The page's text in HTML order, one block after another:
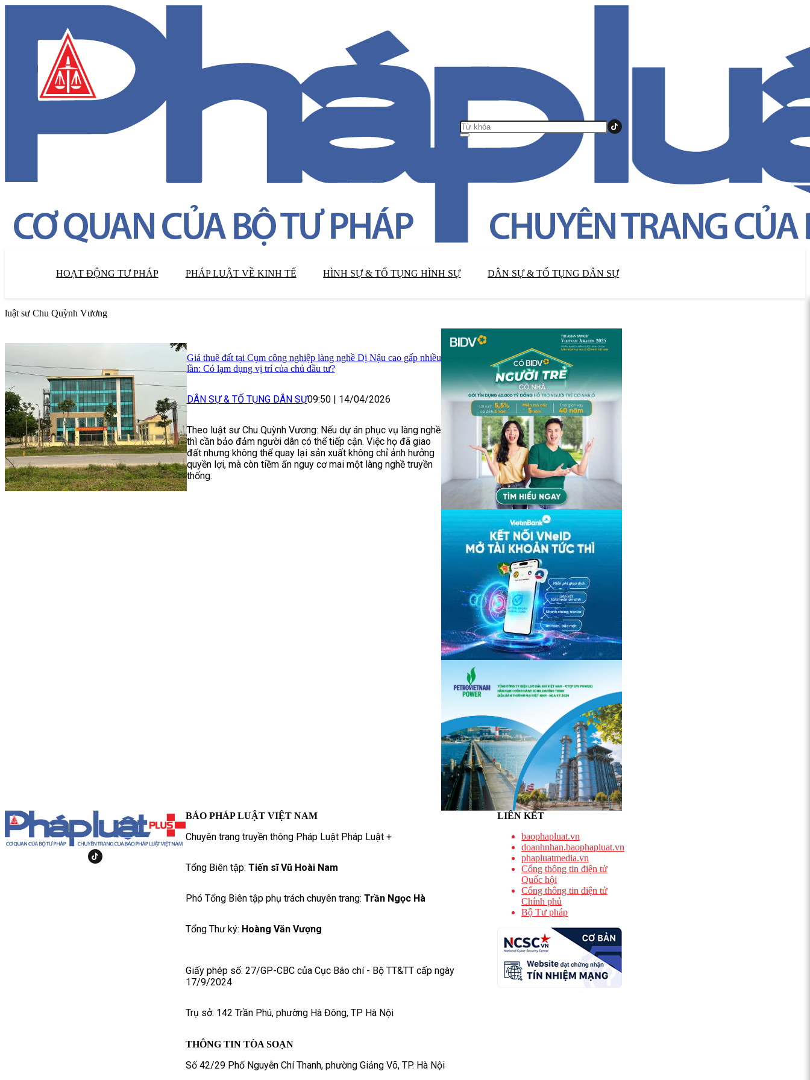
HOẠT ĐỘNG TƯ PHÁP PHÁP LUẬT VỀ KINH TẾ HÌNH SỰ & TỐ TỤNG HÌNH SỰ DÂN SỰ & TỐ TỤNG DÂN SỰ
luật sư Chu Quỳnh Vương
Giá thuê đất tại Cụm công nghiệp làng nghề Dị Nậu cao gấp nhiều
lần: Có lạm dụng vị trí của chủ đầu tư?
DÂN SỰ & TỐ TỤNG DÂN SỰ09:50 | 14/04/2026
Theo luật sư Chu Quỳnh Vương: Nếu dự án phục vụ làng nghề
thì cần bảo đảm người dân có thể tiếp cận. Việc họ đã giao
đất nhưng không thể quay lại sản xuất không chỉ ảnh hưởng
quyền lợi, mà còn tiềm ẩn nguy cơ mai một làng nghề truyền
thống.
BÁO PHÁP LUẬT VIỆT NAM
Chuyên trang truyền thông Pháp Luật Pháp Luật +
Tổng Biên tập: Tiến sĩ Vũ Hoài Nam
Phó Tổng Biên tập phụ trách chuyên trang: Trần Ngọc Hà
Tổng Thư ký: Hoàng Văn Vượng
Giấy phép số: 27/GP-CBC của Cục Báo chí - Bộ TT&TT cấp ngày
17/9/2024
Trụ sở: 142 Trần Phú, phường Hà Đông, TP Hà Nội
THÔNG TIN TÒA SOẠN
Số 42/29 Phố Nguyễn Chí Thanh, phường Giảng Võ, TP. Hà Nội
LIÊN KẾT
baophapluat.vn
doanhnhan.baophapluat.vn
phapluatmedia.vn
Cổng thông tin điện tử
Quốc hội
Cổng thông tin điện tử
Chính phủ
Bộ Tư pháp